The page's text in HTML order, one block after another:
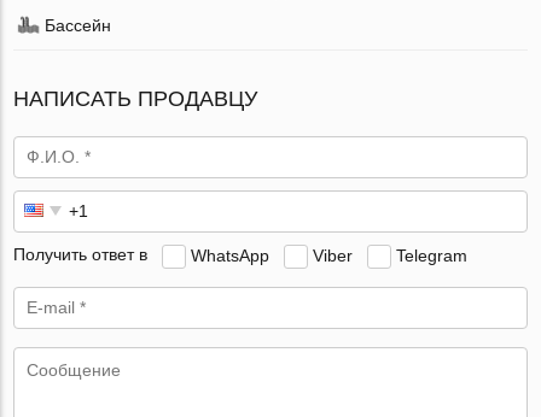
Бассейн
НАПИСАТЬ ПРОДАВЦУ
Получить ответ в WhatsApp Viber Telegram